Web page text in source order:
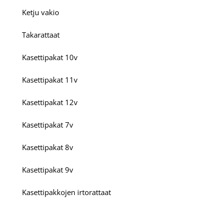
Ketju vakio
Takarattaat
Kasettipakat 10v
Kasettipakat 11v
Kasettipakat 12v
Kasettipakat 7v
Kasettipakat 8v
Kasettipakat 9v
Kasettipakkojen irtorattaat